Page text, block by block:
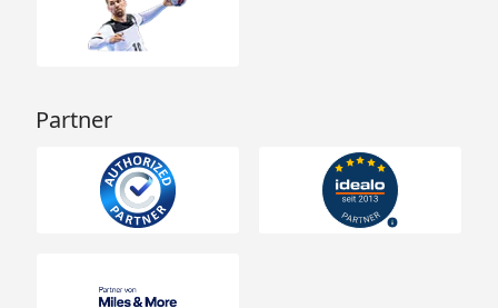
Partner